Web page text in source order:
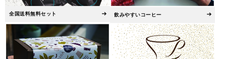
全国送料無料セット 飲みやすいコーヒー